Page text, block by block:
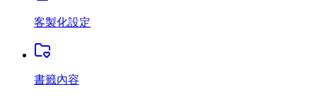
客製化設定
書籤內容